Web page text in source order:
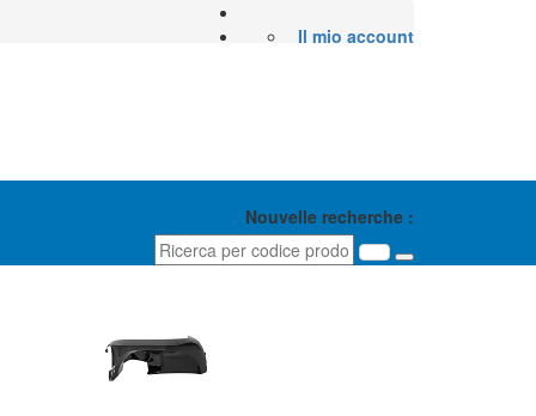
Il mio account
Nouvelle recherche :
1
2 3 »